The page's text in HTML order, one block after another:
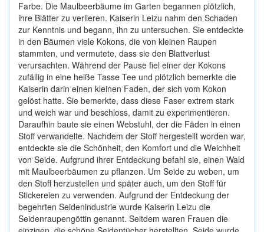
Farbe. Die Maulbeerbäume im Garten begannen plötzlich,
ihre Blätter zu verlieren. Kaiserin Leizu nahm den Schaden
zur Kenntnis und begann, ihn zu untersuchen. Sie entdeckte
in den Bäumen viele Kokons, die von kleinen Raupen
stammten, und vermutete, dass sie den Blattverlust
verursachten. Während der Pause fiel einer der Kokons
zufällig in eine heiße Tasse Tee und plötzlich bemerkte die
Kaiserin darin einen kleinen Faden, der sich vom Kokon
gelöst hatte. Sie bemerkte, dass diese Faser extrem stark
und weich war und beschloss, damit zu experimentieren.
Daraufhin baute sie einen Webstuhl, der die Fäden in einen
Stoff verwandelte. Nachdem der Stoff hergestellt worden war,
entdeckte sie die Schönheit, den Komfort und die Weichheit
von Seide. Aufgrund ihrer Entdeckung befahl sie, einen Wald
mit Maulbeerbäumen zu pflanzen. Um Seide zu weben, um
den Stoff herzustellen und später auch, um den Stoff für
Stickereien zu verwenden. Aufgrund der Entdeckung der
begehrten Seidenindustrie wurde Kaiserin Leizu die
Seidenraupengöttin genannt. Seitdem waren Frauen die